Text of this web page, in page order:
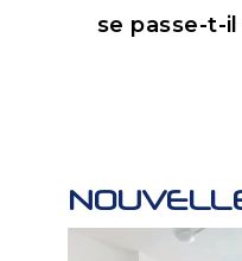
se passe-t-il